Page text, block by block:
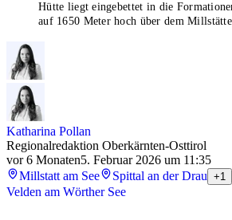
Hütte liegt eingebettet in die
auf 1650 Meter hoch über dem
Katharina Pollan
Regionalredaktion Oberkärnten-Osttirol
vor 6 Monaten5. Februar 2026 um 11:35
Millstatt am See
Spittal an der Drau +1
Velden am Wörther See